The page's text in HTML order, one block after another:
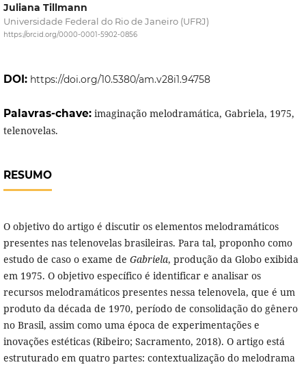
Juliana Tillmann
Universidade Federal do Rio de Janeiro (UFRJ)
https://orcid.org/0000-0001-5902-0856
DOI: https://doi.org/10.5380/am.v28i1.94758
Palavras-chave: imaginação melodramática, Gabriela, 1975,
telenovelas.
RESUMO
O objetivo do artigo é discutir os elementos melodramáticos
presentes nas telenovelas brasileiras. Para tal, proponho como
estudo de caso o exame de Gabriela, produção da Globo exibida
em 1975. O objetivo específico é identificar e analisar os
recursos melodramáticos presentes nessa telenovela, que é um
produto da década de 1970, período de consolidação do gênero
no Brasil, assim como uma época de experimentações e
inovações estéticas (Ribeiro; Sacramento, 2018). O artigo está
estruturado em quatro partes: contextualização do melodrama